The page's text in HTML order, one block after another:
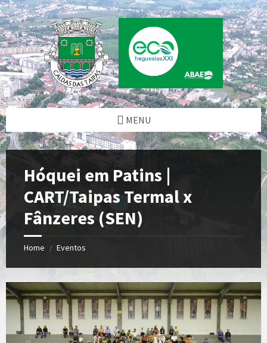
Skip
to
content
Skip
to
left
sidebar
Skip
to
footer
MENU
Hóquei em Patins |
CART/Taipas Termal x
Fânzeres (SEN)
Home / Eventos